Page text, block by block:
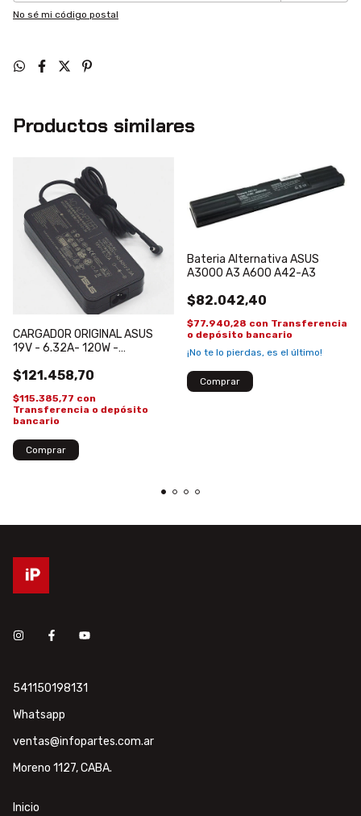
No sé mi código postal
Productos similares
CARGADOR ORIGINAL ASUS
19V - 6.32A- 120W -
$121.458,70
$115.385,77 con
Transferencia o depósito
bancario
Bateria Alternativa ASUS
A3000 A3 A600 A42-A3
$82.042,40
$77.940,28 con Transferencia
o depósito bancario
¡No te lo pierdas, es el último!
541150198131
Whatsapp
ventas@infopartes.com.ar
Moreno 1127, CABA.
Inicio